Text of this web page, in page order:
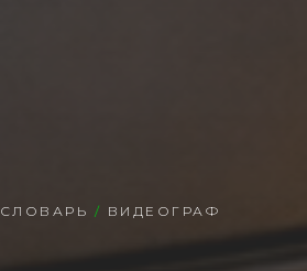
СЛОВАРЬ / ВИДЕОГРАФ